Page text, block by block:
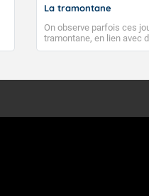
La tramontane
On observe parfois ces
tramontane, en lien avec
de forêt. Mais qu'est-ce
à nord-ouest, dans un
monts, en allusion aux